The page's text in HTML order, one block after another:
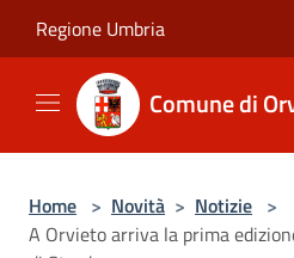
Regione Umbria
Comune di
Home > Novità > Notizie >
A Orvieto arriva la prima